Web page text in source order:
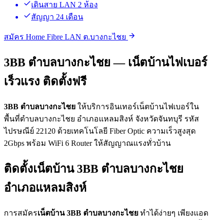
เดินสาย LAN 2 ห้อง
สัญญา 24 เดือน
สมัคร Home Fibre LAN ต.บางกะไชย
3BB ตำบลบางกะไชย — เน็ตบ้านไฟเบอร์
เร็วแรง ติดตั้งฟรี
3BB ตำบลบางกะไชย ให้บริการอินเทอร์เน็ตบ้านไฟเบอร์ใน
พื้นที่ตำบลบางกะไชย อำเภอแหลมสิงห์ จังหวัดจันทบุรี รหัส
ไปรษณีย์ 22120 ด้วยเทคโนโลยี Fiber Optic ความเร็วสูงสุด
2Gbps พร้อม WiFi 6 Router ให้สัญญาณแรงทั่วบ้าน
ติดตั้งเน็ตบ้าน 3BB ตำบลบางกะไชย
อำเภอแหลมสิงห์
การสมัครเน็ตบ้าน 3BB ตำบลบางกะไชย ทำได้ง่ายๆ เพียงแอด